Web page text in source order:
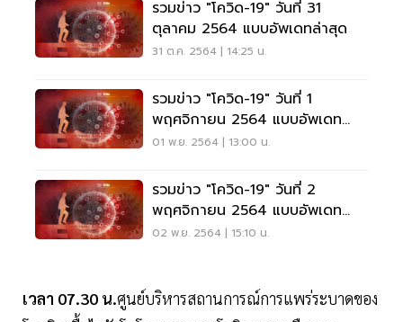
รวมข่าว "โควิด-19" วันที่ 31
ตุลาคม 2564 แบบอัพเดทล่าสุด
31 ต.ค. 2564 | 14:25 น.
รวมข่าว "โควิด-19" วันที่ 1
พฤศจิกายน 2564 แบบอัพเดท
ล่าสุด
01 พ.ย. 2564 | 13:00 น.
รวมข่าว "โควิด-19" วันที่ 2
พฤศจิกายน 2564 แบบอัพเดท
ล่าสุด
02 พ.ย. 2564 | 15:10 น.
เวลา 07.30 น.ศูนย์บริหารสถานการณ์การแพร่ระบาดของ